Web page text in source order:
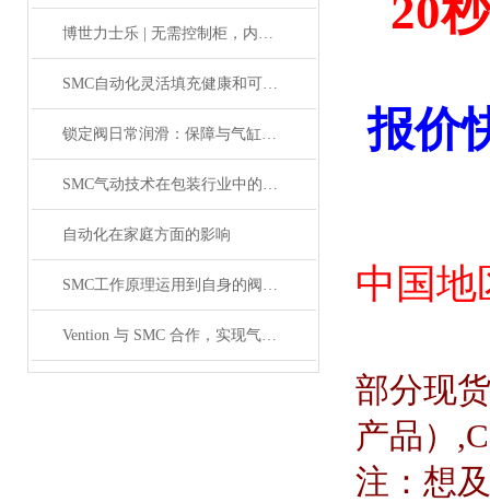
博世力士乐 | 无需控制柜，内部物流新解决方案
SMC自动化灵活填充健康和可持续食品
锁定阀日常润滑：保障与气缸联动时的顺畅性
SMC气动技术在包装行业中的研究
自动化在家庭方面的影响
SMC工作原理运用到自身的阀体原理介绍
Vention 与 SMC 合作，实现气动设备的数字化工程
20
报价
中国地
部分现
产品）
注：想